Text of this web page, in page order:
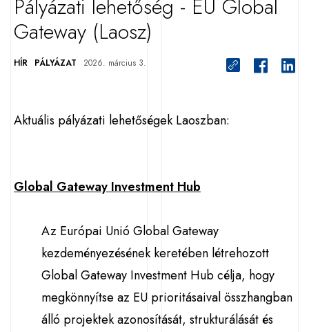
Pályázati lehetőség - EU Global
Gateway (Laosz)
HÍR PÁLYÁZAT 2026. március 3.
Aktuális pályázati lehetőségek Laoszban:
Global Gateway Investment Hub
Az Európai Unió Global Gateway
kezdeményezésének keretében létrehozott
Global Gateway Investment Hub célja, hogy
megkönnyítse az EU prioritásaival összhangban
álló projektek azonosítását, strukturálását és